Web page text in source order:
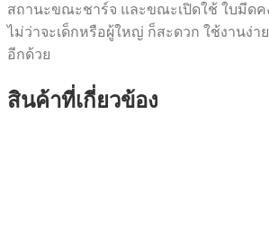
สถานะขณะชาร์จ และขณะเปิดใช้ ใบมีด
ไม่ว่าจะเด็กหรือผู้ใหญ่ ก็สะดวก ใช้งานง่า
อีกด้วย
สินค้าที่เกี่ยวข้อง